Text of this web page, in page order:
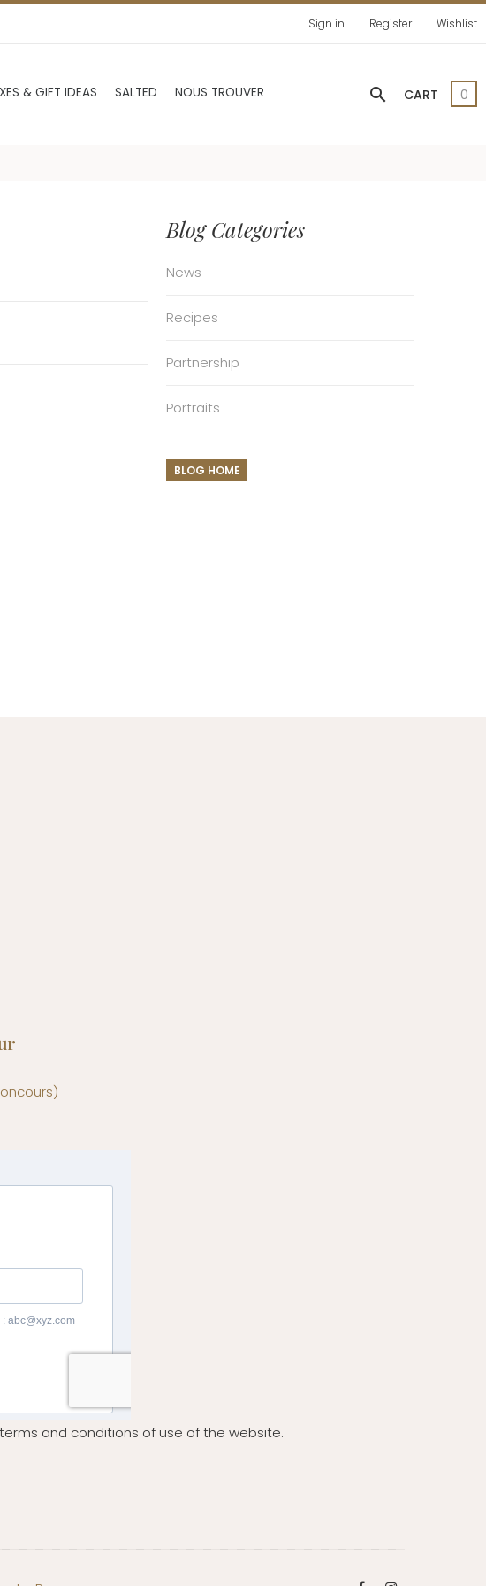
Sign in Register Wishlist
& GIFT IDEAS SALTED NOUS TROUVER search CART 0
Blog Categories
News
Recipes
Partnership
Portraits
BLOG HOME
and conditions of use of the website.